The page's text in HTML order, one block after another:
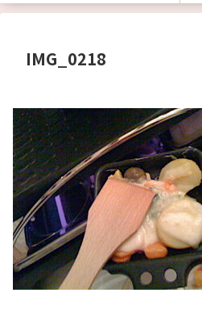
IMG_0218